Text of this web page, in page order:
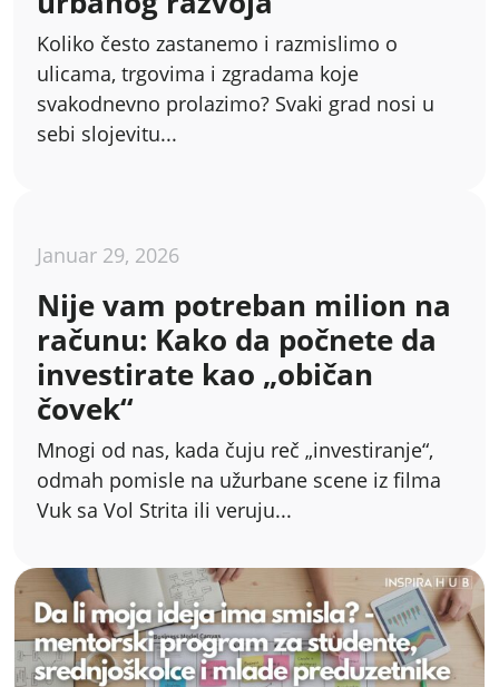
Koliko često zastanemo i razmislimo o
ulicama, trgovima i zgradama koje
svakodnevno prolazimo? Svaki grad nosi u
sebi slojevitu...
Januar 29, 2026
Nije vam potreban milion na
računu: Kako da počnete da
investirate kao „običan
čovek“
Mnogi od nas, kada čuju reč „investiranje“,
odmah pomisle na užurbane scene iz filma
Vuk sa Vol Strita ili veruju...